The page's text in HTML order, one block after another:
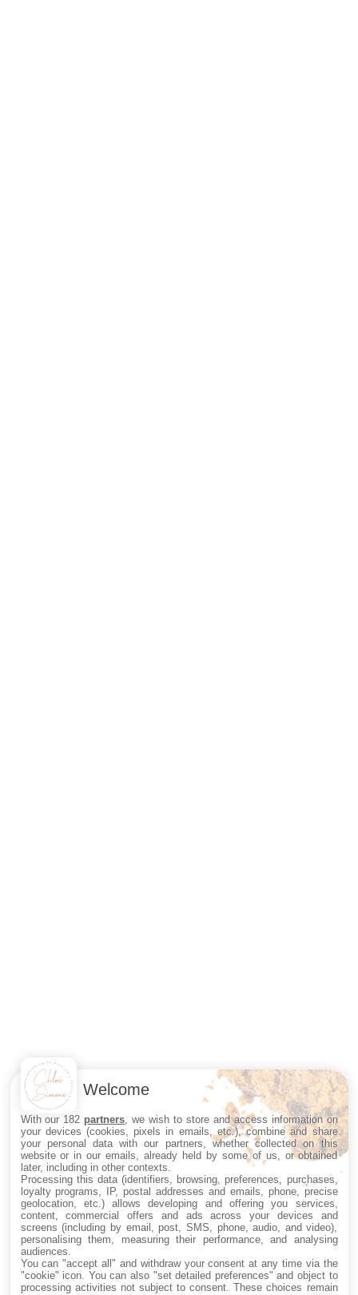
Welcome
With our 182 partners , we wish to store and access information on
your devices (cookies, pixels in emails, etc.), combine and share
your personal data with our partners, whether collected on this
website or in our emails, already held by some of us, or obtained
later, including in other contexts.
Processing this data (identifiers, browsing, preferences, purchases,
loyalty programs, IP, postal addresses and emails, phone, precise
geolocation, etc.) allows developing and offering you services,
content, commercial offers and ads across your devices and
screens (including by email, post, SMS, phone, audio, and video),
personalising them, measuring their performance, and analysing
audiences.
You can "accept all" and withdraw your consent at any time via the
"cookie" icon . You can also "set detailed preferences" and object to
processing activities not subject to consent. These choices remain